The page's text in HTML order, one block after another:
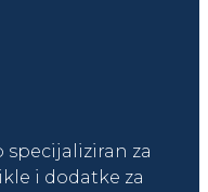
specijaliziran za
i dodatke za